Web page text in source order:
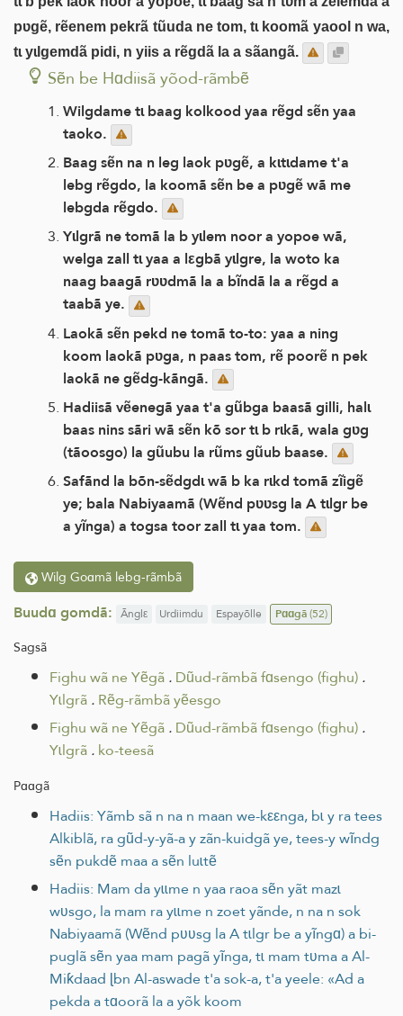
pʋgẽ, rẽenem pekrã tũuda ne tom, tɩ koomã yaool n wa,
tɩ yɩlgemdã pidi, n yiis a rẽgdã la a sãangã.
Sẽn be Hɑdiisã yõod-rãmbẽ
Wilgdame tɩ baag kolkood yaa rẽgd sẽn yaa
taoko.
Baag sẽn na n leg laok pʋgẽ, a kɩtɩdame t'a
lebg rẽgdo, la koomã sẽn be a pʋgẽ wã me
lebgda rẽgdo.
Yɩlgrã ne tomã la b yɩlem noor a yopoe wã,
welga zall tɩ yaa a lεgbã yɩlgre, la woto ka
naag baagã rʋʋdmã la a bĩndã la a rẽgd a
taabã ye.
Laokã sẽn pekd ne tomã to-to: yaa a ning
koom laokã pʋga, n paas tom, rẽ poorẽ n pek
laokã ne gẽdg-kãngã.
Hadiisã vẽenegã yaa t'a gũbga baasã gilli, halɩ
baas nins sãri wã sẽn kõ sor tɩ b rɩkã, wala gʋg
(tãoosgo) la gũubu la rũms gũub baase.
Safãnd la bõn-sẽdgdɩ wã b ka rɩkd tomã zĩigẽ
ye; bala Nabiyaamã (Wẽnd pʋʋsg la A tɩlgr be
a yĩnga) a togsa toor zall tɩ yaa tom.
Wilg Goɑmã lebg-rãmbã
Buudɑ gomdã: Ãnglε Urdiimdu Espayõlle Pɑɑgã(52)
Sagsã
Fighu wã ne Yẽgã.Dũud-rãmbã fɑsengo (fighu).
Yɩlgrã.Rẽg-rãmbã yẽesgo
Fighu wã ne Yẽgã.Dũud-rãmbã fɑsengo (fighu).
Yɩlgrã.ko-teesã
Pɑɑgã
Hadiis: Yãmb sã n na n maan we-kεεnga, bɩ y ra tees
Alkiblã, ra gũd-y-yã-a y zãn-kuidgã ye, tees-y wĩndg
sẽn pukdẽ maa a sẽn luɩtẽ
Hadiis: Mam da yɩɩme n yaa raoa sẽn yãt mazɩ
wʋsgo, la mam ra yɩɩme n zoet yãnde, n na n sok
Nabiyaamã (Wẽnd pʋʋsg la A tɩlgr be a yĩngɑ) a bi-
puglã sẽn yaa mam pagã yĩnga, tɩ mam tʋma a Al-
Miƙdaad ɭbn Al-aswade t'a sok-a, t'a yeele: «Ad a
pekda a tɑoorã la a yõk koom